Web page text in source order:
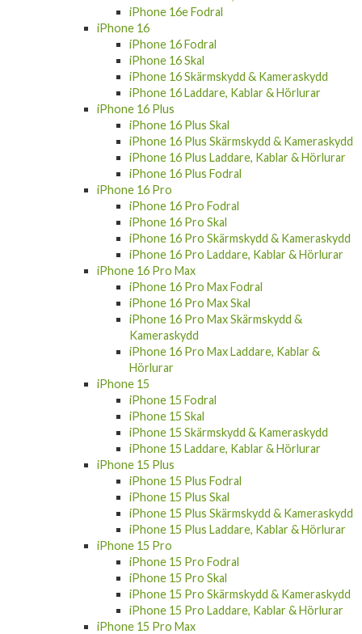
iPhone 16
iPhone 16 Fodral
iPhone 16 Skal
iPhone 16 Skärmskydd & Kameraskydd
iPhone 16 Laddare, Kablar & Hörlurar
iPhone 16 Plus
iPhone 16 Plus Skal
iPhone 16 Plus Skärmskydd & Kameraskydd
iPhone 16 Plus Laddare, Kablar & Hörlurar
iPhone 16 Plus Fodral
iPhone 16 Pro
iPhone 16 Pro Fodral
iPhone 16 Pro Skal
iPhone 16 Pro Skärmskydd & Kameraskydd
iPhone 16 Pro Laddare, Kablar & Hörlurar
iPhone 16 Pro Max
iPhone 16 Pro Max Fodral
iPhone 16 Pro Max Skal
iPhone 16 Pro Max Skärmskydd &
Kameraskydd
iPhone 16 Pro Max Laddare, Kablar &
Hörlurar
iPhone 15
iPhone 15 Fodral
iPhone 15 Skal
iPhone 15 Skärmskydd & Kameraskydd
iPhone 15 Laddare, Kablar & Hörlurar
iPhone 15 Plus
iPhone 15 Plus Fodral
iPhone 15 Plus Skal
iPhone 15 Plus Skärmskydd & Kameraskydd
iPhone 15 Plus Laddare, Kablar & Hörlurar
iPhone 15 Pro
iPhone 15 Pro Fodral
iPhone 15 Pro Skal
iPhone 15 Pro Skärmskydd & Kameraskydd
iPhone 15 Pro Laddare, Kablar & Hörlurar
iPhone 15 Pro Max
iPhone 15 Pro Max Skal